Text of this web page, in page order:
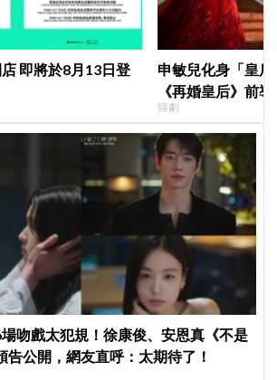
即將於8月13日登
申敏兒化身「皇
《再婚皇后》前
＋豪華主演陣容
韓劇
吻戲太犯規！徐康俊、安恩真《不是
告公開，網友直呼：太期待了！